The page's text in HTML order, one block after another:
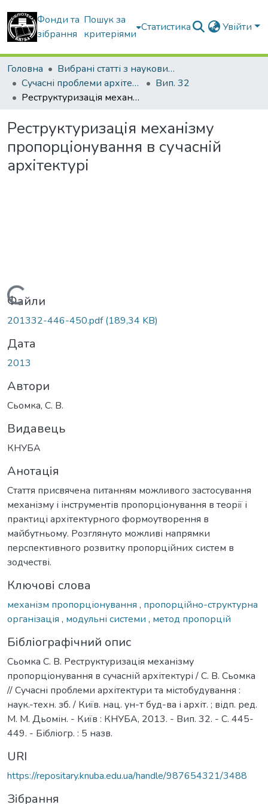
Фонди та
зібрання
Пошук за
критеріями
Статистика Увійти
Головна
Вибрані статті з наукових збірників КНУБА
Сучасні проблеми архітектури та містобудування
Вип. 32
Реструктуризація механізму пропорціонування в сучасній архітектурі
Реструктуризація механізму
пропорціонування в сучасній
архітектурі
Вантажиться...
Файли
201332-446-450.pdf(189,34 KB)
Дата
2013
Автори
Сьомка, С. В.
Видавець
КНУБА
Анотація
Стаття присвячена питанням можливого застосування
механізму і інструментів пропорціонування в теорії і
практиці архітектурного формоутворення в
майбутньому. Розглянуто можливі напрямки
перспективного розвитку пропорційних систем в
зодчестві.
Ключові слова
механізм пропорціонування , пропорційно-структурна
організація , модульні системи , метод пропорцій
Бібліографічний опис
Сьомка С. В. Реструктуризація механізму
пропорціонування в сучасній архітектурі / С. В. Сьомка
// Сучасні проблеми архітектури та містобудування :
наук.-техн. зб. / Київ. нац. ун-т буд-ва і архіт. ; відп. ред.
М. М. Дьомін. - Київ : КНУБА, 2013. - Вип. 32. - С. 445-
449. - Бібліогр. : 5 назв.
URI
https://repositary.knuba.edu.ua/handle/987654321/3488
Зібрання